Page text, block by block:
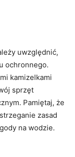
uwzględnić,
ochronnego.
kamizelkami
sprzęt
Pamiętaj, że
zasad
na wodzie.